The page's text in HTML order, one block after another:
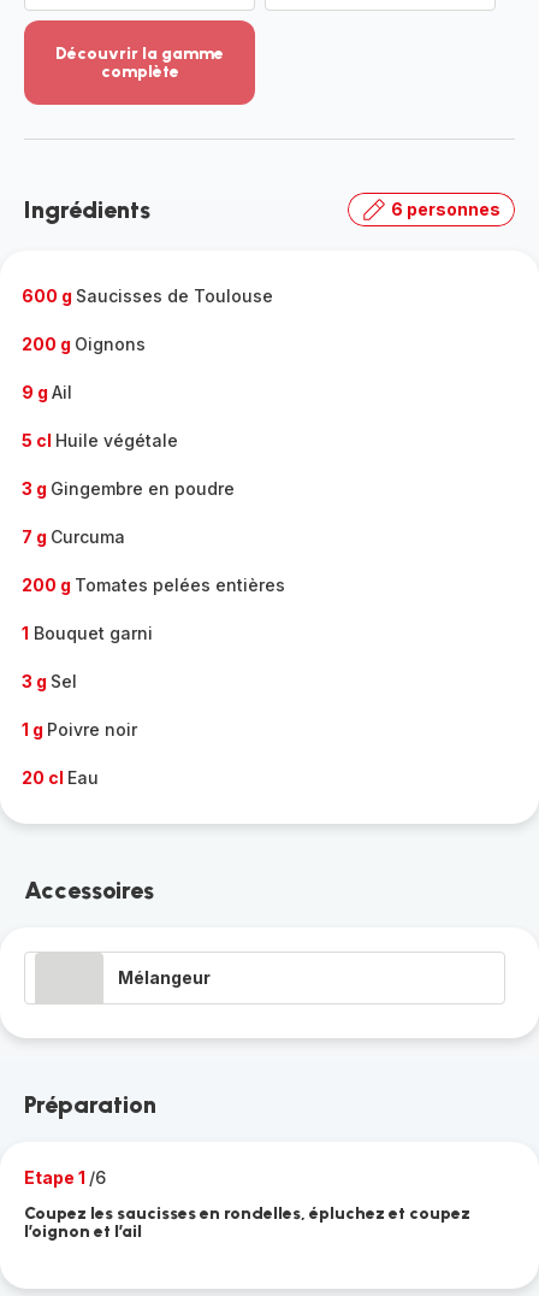
Découvrir la gamme
complète
-
gamme
Ingrédients 6 personnes
600 g Saucisses de Toulouse
200 g Oignons
9 g Ail
5 cl Huile végétale
3 g Gingembre en poudre
7 g Curcuma
200 g Tomates pelées entières
1 Bouquet garni
3 g Sel
1 g Poivre noir
20 cl Eau
Accessoires
Mélangeur
Préparation
Etape 1 /6
Coupez les saucisses en rondelles, épluchez et coupez
l’oignon et l’ail